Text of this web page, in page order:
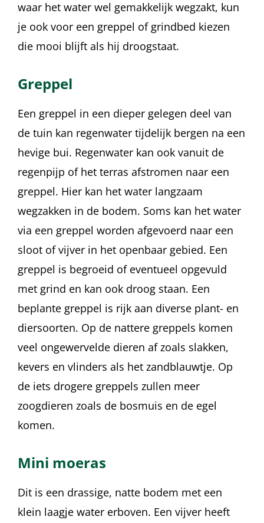
waar het water wel gemakkelijk wegzakt, kun
je ook voor een greppel of grindbed kiezen
die mooi blijft als hij droogstaat.
Greppel
Een greppel in een dieper gelegen deel van
de tuin kan regenwater tijdelijk bergen na een
hevige bui. Regenwater kan ook vanuit de
regenpijp of het terras afstromen naar een
greppel. Hier kan het water langzaam
wegzakken in de bodem. Soms kan het water
via een greppel worden afgevoerd naar een
sloot of vijver in het openbaar gebied. Een
greppel is begroeid of eventueel opgevuld
met grind en kan ook droog staan. Een
beplante greppel is rijk aan diverse plant- en
diersoorten. Op de nattere greppels komen
veel ongewervelde dieren af zoals slakken,
kevers en vlinders als het zandblauwtje. Op
de iets drogere greppels zullen meer
zoogdieren zoals de bosmuis en de egel
komen.
Mini moeras
Dit is een drassige, natte bodem met een
klein laagje water erboven. Een vijver heeft